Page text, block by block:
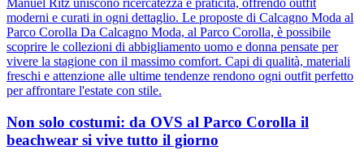
moderni e curati in ogni dettaglio. Le proposte di Calcagno Moda al
Parco Corolla Da Calcagno Moda, al Parco Corolla, è possibile
scoprire le collezioni di abbigliamento uomo e donna pensate per
vivere la stagione con il massimo comfort. Capi di qualità, materiali
freschi e attenzione alle ultime tendenze rendono ogni outfit perfetto
per affrontare l'estate con stile.
Non solo costumi: da OVS al Parco Corolla il
beachwear si vive tutto il giorno